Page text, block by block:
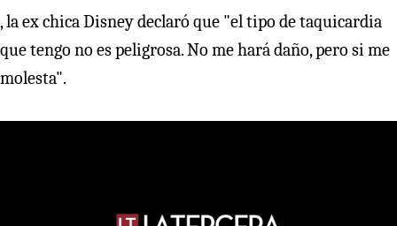
, la ex chica Disney declaró que "el tipo de taquicardia
que tengo no es peligrosa. No me hará daño, pero si me
molesta".